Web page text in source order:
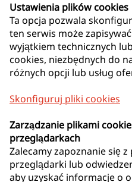
Ustawienia plików cookies
Ta opcja pozwala
ten serwis może
wyjątkiem technicznych
cookies, niezbędnych do
różnych opcji lub usług
Skonfiguruj pliki cookies
Zarządzanie plikami
przeglądarkach
Zalecamy zapoznanie się
przeglądarki lub
aby uzyskać informacje o